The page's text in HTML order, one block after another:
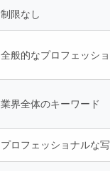
制限なし
全般的なプロフェッシ
業界全体のキーワード
プロフェッショナルな